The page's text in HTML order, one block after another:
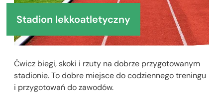
Stadion lekkoatletyczny
Ćwicz biegi, skoki i rzuty na dobrze przygotowanym
stadionie. To dobre miejsce do codziennego treningu
i przygotowań do zawodów.